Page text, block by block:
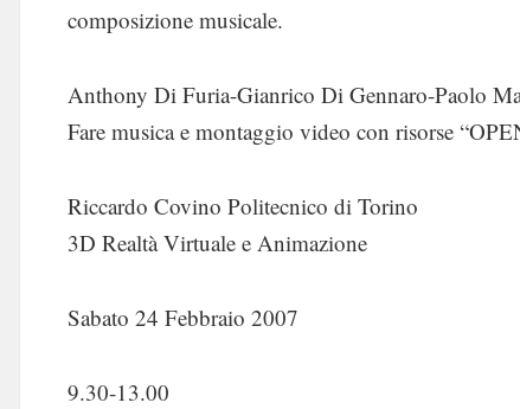
composizione musicale.
Anthony Di Furia-Gianrico Di Gennaro-Paolo
Fare musica e montaggio video con risorse
Riccardo Covino Politecnico di Torino
3D Realtà Virtuale e Animazione
Sabato 24 Febbraio 2007
9.30-13.00